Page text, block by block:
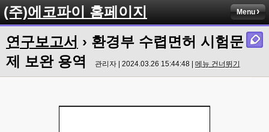
(주)에코파이 홈페이지 Menu
연구보고서 › 환경부 수렵면허 시험문
제 보완 용역
관리자 | 2024.03.26 15:44:48 | 메뉴 건너뛰기